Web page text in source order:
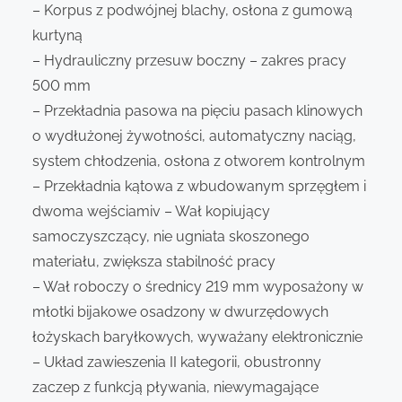
– Korpus z podwójnej blachy, osłona z gumową
kurtyną
– Hydrauliczny przesuw boczny – zakres pracy
500 mm
– Przekładnia pasowa na pięciu pasach klinowych
o wydłużonej żywotności, automatyczny naciąg,
system chłodzenia, osłona z otworem kontrolnym
– Przekładnia kątowa z wbudowanym sprzęgłem i
dwoma wejściamiv – Wał kopiujący
samoczyszczący, nie ugniata skoszonego
materiału, zwiększa stabilność pracy
– Wał roboczy o średnicy 219 mm wyposażony w
młotki bijakowe osadzony w dwurzędowych
łożyskach baryłkowych, wyważany elektronicznie
– Układ zawieszenia II kategorii, obustronny
zaczep z funkcją pływania, niewymagające